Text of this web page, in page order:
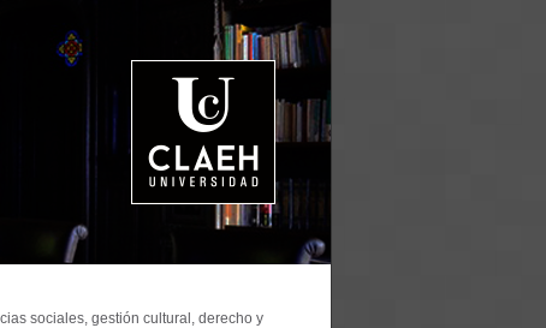
sociales, gestión cultural, derecho y